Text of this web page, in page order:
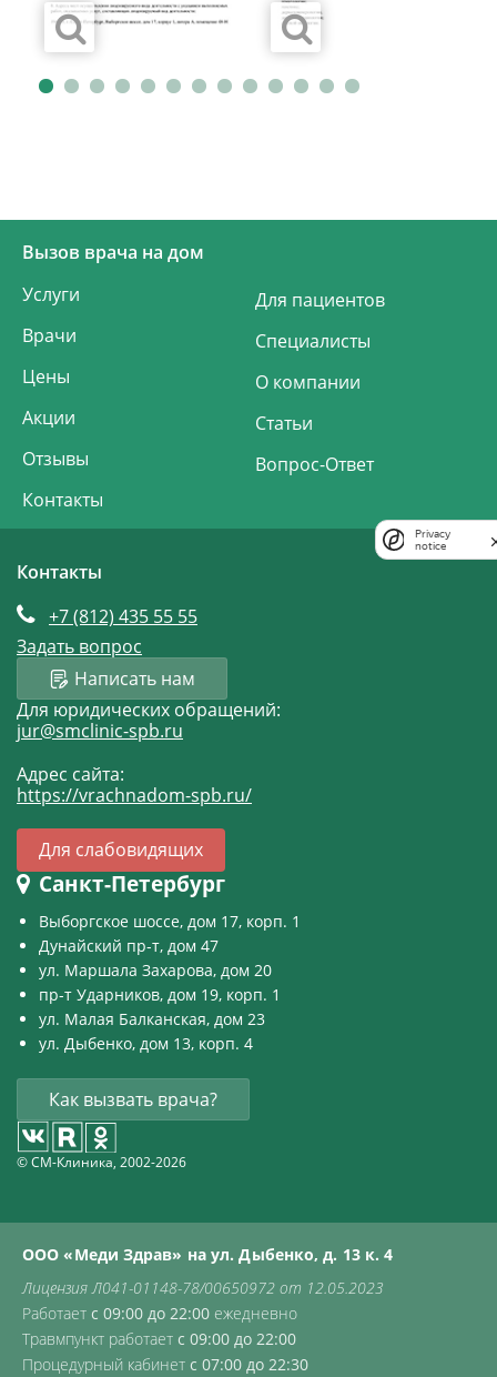
хочется, чтобы руководство СМ Клиники
знало о высочайшей профессиональной
искреннем участии в жизни пациентов и
Вызов врача на дом
Услуги
Врачи
Цены
Акции
Отзывы
Контакты
Для пациентов
Специалисты
О компании
Статьи
Вопрос-Ответ
Контакты
+7 (812) 435 55 55
Задать вопрос
Написать нам
Для юридических обращений:
jur@smclinic-spb.ru
Адрес сайта:
https://vrachnadom-spb.ru/
Для слабовидящих
Санкт-Петербург
Выборгское шоссе, дом 17, корп. 1
Дунайский пр-т, дом 47
ул. Маршала Захарова, дом 20
пр-т Ударников, дом 19, корп. 1
ул. Малая Балканская, дом 23
ул. Дыбенко, дом 13, корп. 4
Как вызвать врача?
© СМ-Клиника, 2002-2026
ООО «Меди Здрав» на ул. Дыбенко, д. 13 к. 4
Лицензия Л041-01148-78/00650972 от 12.05.2023
Работает с 09:00 до 22:00 ежедневно
Травмпункт работает с 09:00 до 22:00
Процедурный кабинет с 07:00 до 22:30
Privacy
notice